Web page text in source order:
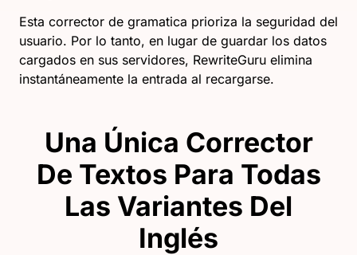
Esta corrector de gramatica prioriza la seguridad del
usuario. Por lo tanto, en lugar de guardar los datos
cargados en sus servidores, RewriteGuru elimina
instantáneamente la entrada al recargarse.
Una Única Corrector
De Textos Para Todas
Las Variantes Del
Inglés